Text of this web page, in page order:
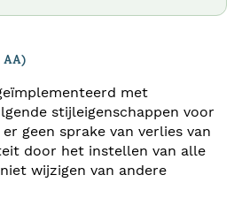
AA)
met
stijleigenschappen voor
geen sprake van verlies van
door het instellen van alle
wijzigen van andere